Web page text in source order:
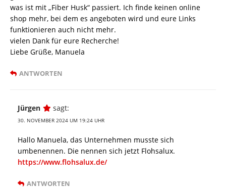
was ist mit „Fiber Husk“ passiert. Ich finde keinen online
shop mehr, bei dem es angeboten wird und eure Links
funktionieren auch nicht mehr.
vielen Dank für eure Recherche!
Liebe Grüße, Manuela
ANTWORTEN
Jürgen sagt:
30. NOVEMBER 2024 UM 19:24 UHR
Hallo Manuela, das Unternehmen musste sich
umbenennen. Die nennen sich jetzt Flohsalux.
https://www.flohsalux.de/
ANTWORTEN